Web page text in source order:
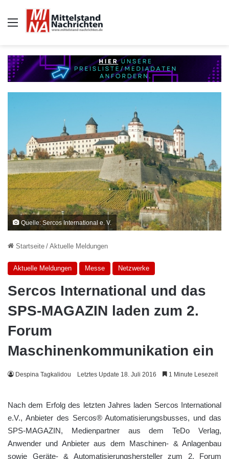
Auswahl
Quelle: Sercos International e. V.
Startseite / Aktuelle Meldungen
Aktuelle Meldungen Messe Netzwerke
Sercos International und das
SPS-MAGAZIN laden zum 2.
Forum
Maschinenkommunikation ein
Despina Tagkalidou Letztes Update 18. Juli 2016 1 Minute Lesezeit
Nach dem Erfolg des letzten Jahres laden Sercos International
e.V., Anbieter des Sercos® Automatisierungsbusses, und das
SPS-MAGAZIN, Medienpartner aus dem TeDo Verlag,
Anwender und Anbieter aus dem Maschinen- & Anlagenbau
sowie Geräte- & Automatisierungshersteller zum 2. Forum